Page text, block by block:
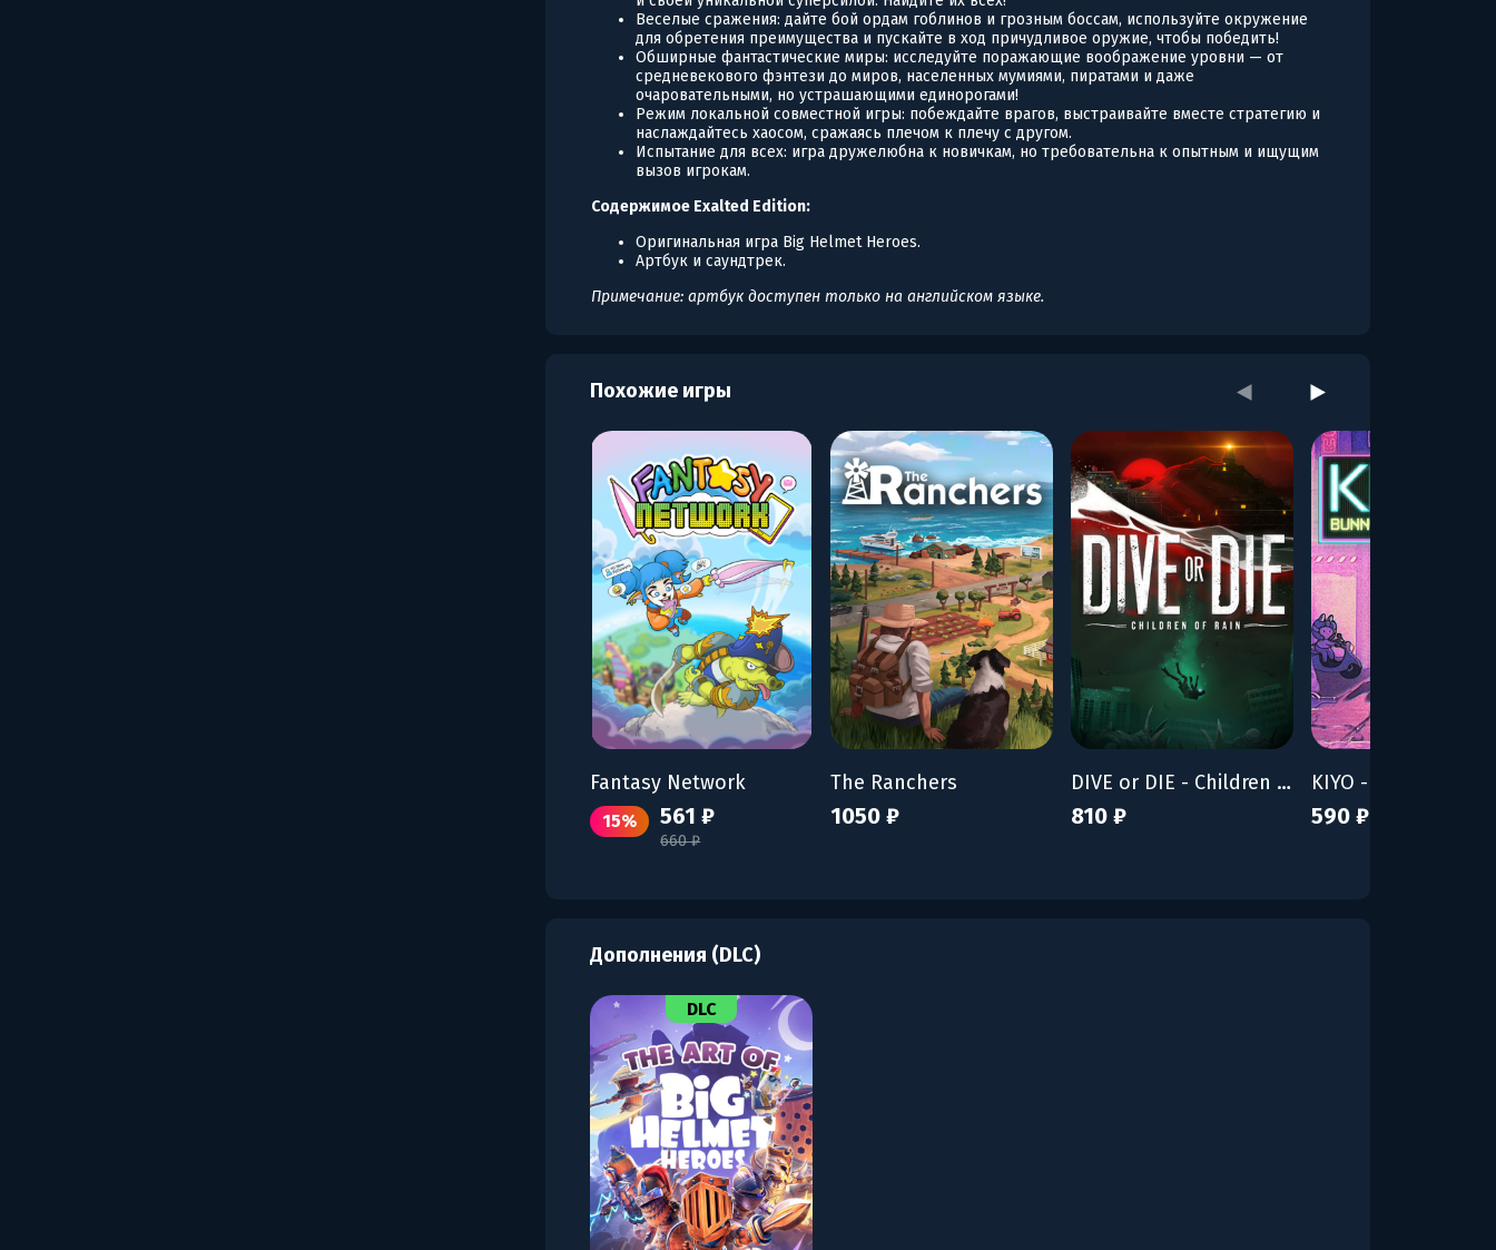
Веселые сражения: дайте бой ордам гоблинов и грозным боссам, используйте окружение
для обретения преимущества и пускайте в ход причудливое оружие, чтобы победить!
Обширные фантастические миры: исследуйте поражающие воображение уровни — от
средневекового фэнтези до миров, населенных мумиями, пиратами и даже
очаровательными, но устрашающими единорогами!
Режим локальной совместной игры: побеждайте врагов, выстраивайте вместе стратегию и
наслаждайтесь хаосом, сражаясь плечом к плечу с другом.
Испытание для всех: игра дружелюбна к новичкам, но требовательна к опытным и ищущим
вызов игрокам.
Содержимое Exalted Edition:
Оригинальная игра Big Helmet Heroes.
Артбук и саундтрек.
Примечание: артбук доступен только на английском языке.
Похожие игры
Fantasy Network
15% 561 ₽
660 ₽
The Ranchers
1050 ₽
DIVE or DIE - Children of Rain
810 ₽
KIYO - Bunny
590 ₽
Дополнения (DLC)
DLC